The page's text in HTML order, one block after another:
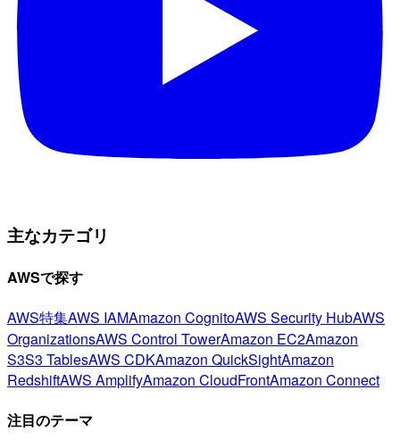
主なカテゴリ
AWSで探す
AWS特集AWS IAMAmazon CognitoAWS Security HubAWS
OrganizationsAWS Control TowerAmazon EC2Amazon
S3S3 TablesAWS CDKAmazon QuickSightAmazon
RedshiftAWS AmplifyAmazon CloudFrontAmazon Connect
注目のテーマ